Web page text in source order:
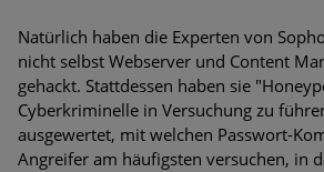
Aktuelle Phishing-Kampagnen mit
Amazon hat nun reagiert
Fake-Unternehmensprofile auf
Nutzer im Visier der Datendiebe
Natürlich haben die Experten von
nicht selbst Webserver und Content
gehackt. Stattdessen haben sie
Cyberkriminelle in Versuchung zu
ausgewertet, mit welchen Passwort-
Angreifer am häufigsten versuchen, in